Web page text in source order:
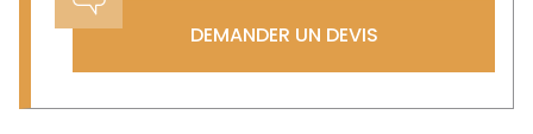
DEMANDER UN DEVIS